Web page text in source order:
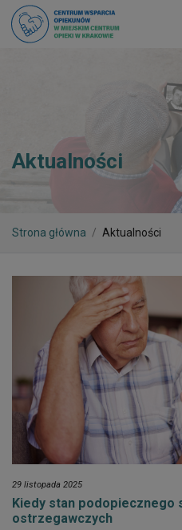
Aktualności
Strona główna Aktualności
29 listopada 2025
Kiedy stan podopiecznego
ostrzegawczych